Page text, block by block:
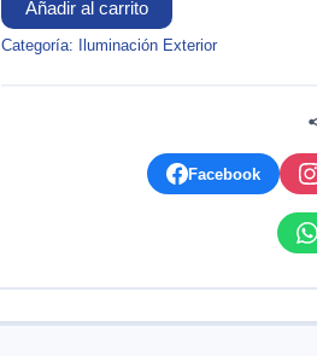
DE
PODER
cantidad
Añadir al carrito
Categoría: Iluminación Exterior
Facebook